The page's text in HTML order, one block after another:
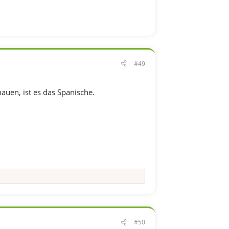
#49
ist es das Spanische.
#50